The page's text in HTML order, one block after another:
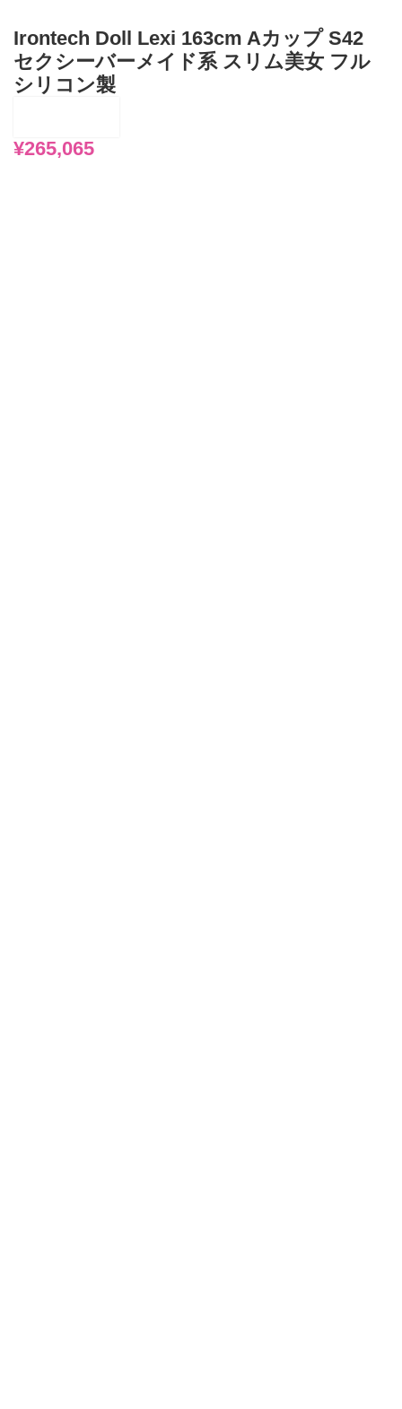
Irontech Doll Lexi 163cm Aカップ S42
セクシーバーメイド系 スリム美女 フル
シリコン製
¥265,065